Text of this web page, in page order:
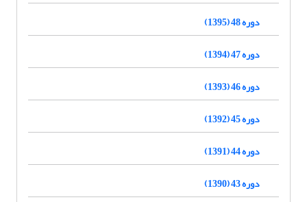
دوره 48 (1395)
دوره 47 (1394)
دوره 46 (1393)
دوره 45 (1392)
دوره 44 (1391)
دوره 43 (1390)